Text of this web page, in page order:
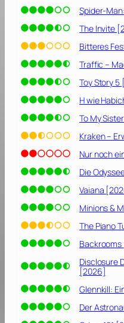
8
]
Spider-
The Invite
Bitteres
Traffic –
Toy Story 5
H wie
To My
Kraken –
Nur noch
Die
Vaiana
Minions &
The Piano
Disclosure
[2026]
Glennkill:
Der